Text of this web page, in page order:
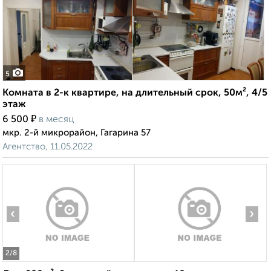
5
Комната в 2-к квартире, на длительный срок, 50м², 4/5
этаж
6 500 ₽ в месяц
мкр. 2-й микрорайон, Гагарина 57
Агентство, 11.05.2022
2/8
‹ ›